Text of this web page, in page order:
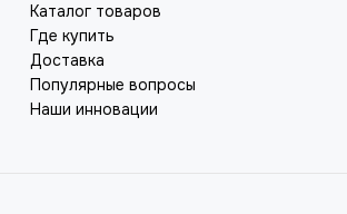
Каталог товаров
Где купить
Доставка
Популярные вопросы
Наши инновации